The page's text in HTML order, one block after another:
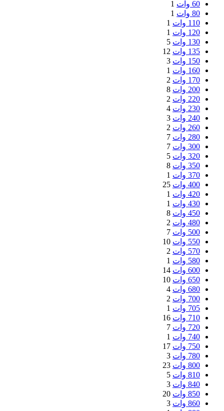
60 وات
1
80 وات
1
110 وات
1
120 وات
1
130 وات
5
135 وات
12
150 وات
3
160 وات
1
170 وات
2
200 وات
8
220 وات
2
230 وات
4
240 وات
3
260 وات
2
280 وات
7
300 وات
7
320 وات
5
350 وات
8
370 وات
1
400 وات
25
420 وات
1
430 وات
1
450 وات
8
480 وات
2
500 وات
7
550 وات
10
570 وات
2
580 وات
1
600 وات
14
650 وات
10
680 وات
4
700 وات
2
705 وات
1
710 وات
16
720 وات
7
740 وات
1
750 وات
17
780 وات
3
800 وات
23
810 وات
5
840 وات
3
850 وات
20
860 وات
3